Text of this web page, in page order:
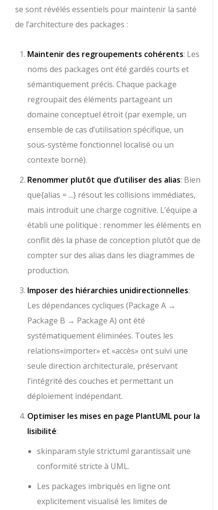
se sont révélés essentiels pour maintenir la santé
de l’architecture des packages :
Maintenir des regroupements cohérents: Les
noms des packages ont été gardés courts et
sémantiquement précis. Chaque package
regroupait des éléments partageant un
domaine conceptuel étroit (par exemple, un
ensemble de cas d’utilisation spécifique, un
sous-système fonctionnel localisé ou un
contexte borné).
Renommer plutôt que d’utiliser des alias: Bien
que{alias = ...} résout les collisions immédiates,
mais introduit une charge cognitive. L’équipe a
établi une politique : renommer les éléments en
conflit dès la phase de conception plutôt que de
compter sur des alias dans les diagrammes de
production.
Imposer des hiérarchies unidirectionnelles:
Les dépendances cycliques (Package A →
Package B → Package A) ont été
systématiquement éliminées. Toutes les
relations«importer» et «accès» ont suivi une
seule direction architecturale, préservant
l’intégrité des couches et permettant un
déploiement indépendant.
Optimiser les mises en page PlantUML pour la
lisibilité:
skinparam style strictuml garantissait une
conformité stricte à UML.
Les packages imbriqués en ligne ont
explicitement visualisé les limites de